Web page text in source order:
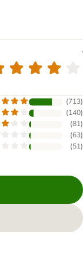
(713)
(140)
(81)
(63)
(51)